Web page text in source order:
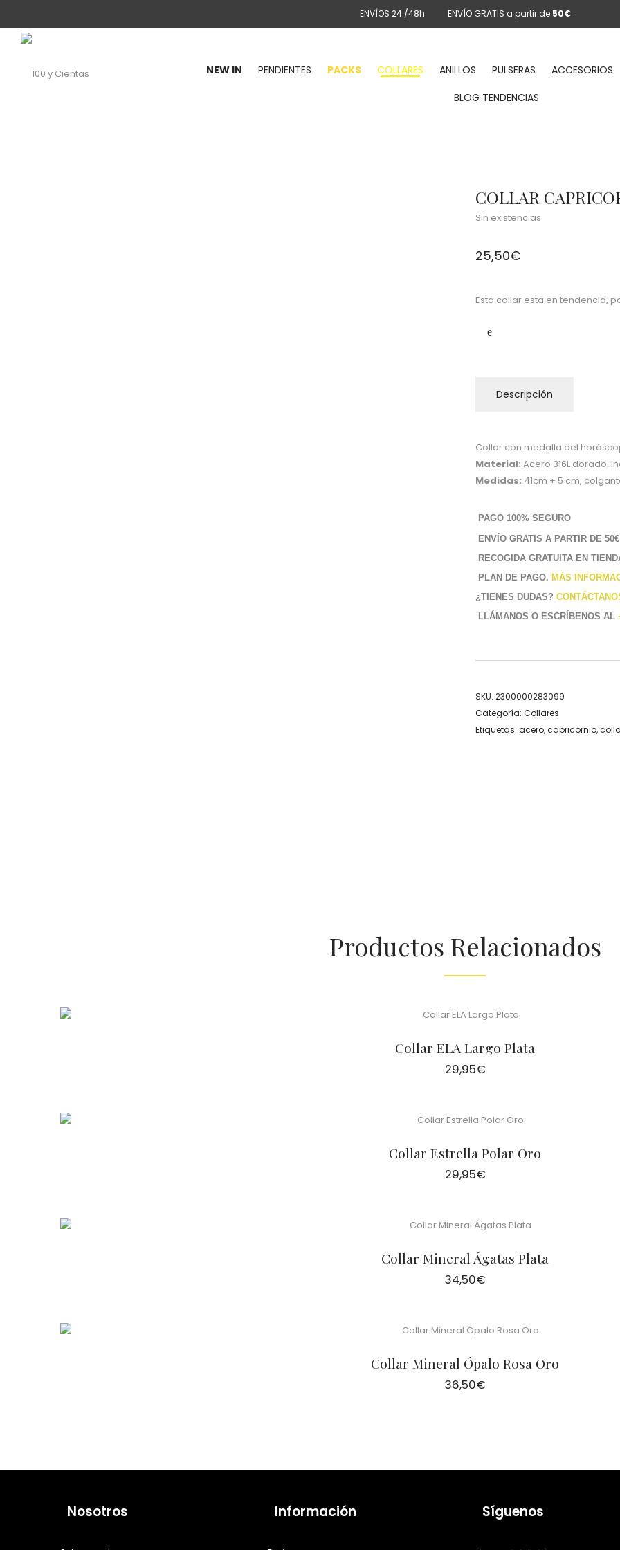
ENVÍOS 24 /48h ENVÍO GRATIS a partir de 50€
NEW IN PENDIENTES PACKS COLLARES ANILLOS PULSERAS ACCESORIOS
BLOG TENDENCIAS
COLLAR
Sin existencias
25,50€
Esta collar esta en tendencia,
Descripción
Collar con medalla del
Material: Acero 316L dorado.
Medidas: 41cm + 5 cm,
PAGO 100% SEGURO
ENVÍO GRATIS A PARTIR DE 50€
RECOGIDA GRATUITA EN
PLAN DE PAGO. MÁS
¿TIENES DUDAS?
LLÁMANOS O ESCRÍBENOS AL
SKU: 2300000283099
Categoría: Collares
Etiquetas: acero,capricornio,
Productos Relacionados
Collar ELA Largo Plata
29,95€
Collar Estrella Polar Oro
29,95€
Collar Mineral Ágatas Plata
34,50€
Collar Mineral Ópalo Rosa Oro
36,50€
Nosotros Información Síguenos